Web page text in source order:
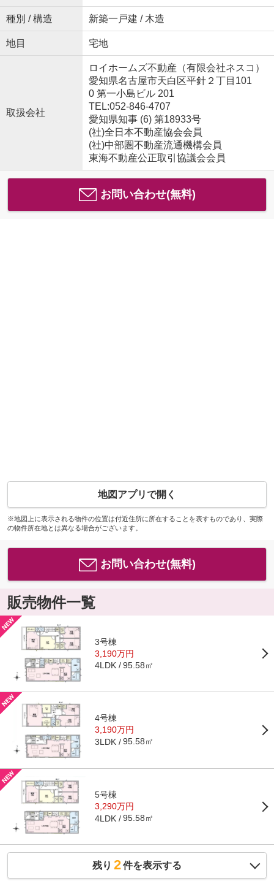
種別 / 構造 新築一戸建 / 木造
地目 宅地
取扱会社
ロイホームズ不動産（有限会社ネスコ）
愛知県名古屋市天白区平針２丁目101
0 第一小島ビル 201
TEL:052-846-4707
愛知県知事 (6) 第18933号
(社)全日本不動産協会会員
(社)中部圏不動産流通機構会員
東海不動産公正取引協議会会員
お問い合わせ(無料)
地図アプリで開く
※地図上に表示される物件の位置は付近住所に所在することを表すものであり、実際
の物件所在地とは異なる場合がございます。
お問い合わせ(無料)
販売物件一覧
3号棟
3,190万円
4LDK 95.58㎡
4号棟
3,190万円
3LDK 95.58㎡
5号棟
3,290万円
4LDK 95.58㎡
残り 2件を表示する